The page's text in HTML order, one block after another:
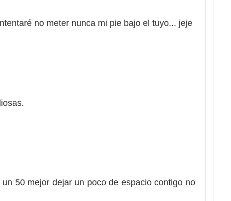
no meter nunca mi pie bajo el tuyo... jeje
50 mejor dejar un poco de espacio contigo no